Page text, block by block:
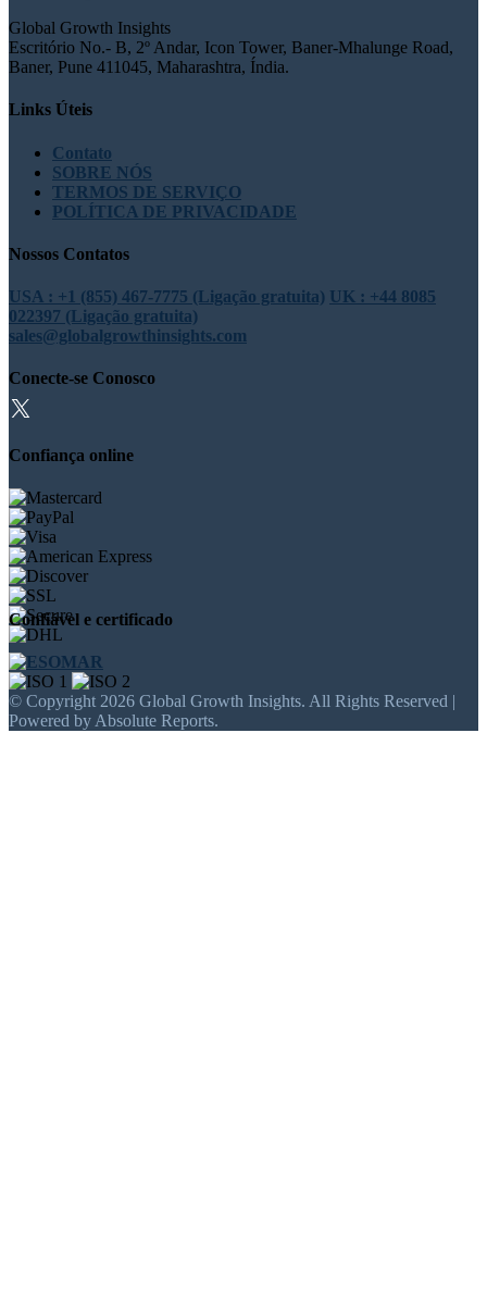
Global Growth Insights
Escritório No.- B, 2º Andar, Icon Tower, Baner-Mhalunge Road,
Baner, Pune 411045, Maharashtra, Índia.
Links Úteis
Contato
SOBRE NÓS
TERMOS DE SERVIÇO
POLÍTICA DE PRIVACIDADE
Nossos Contatos
USA : +1 (855) 467-7775 (Ligação gratuita) UK : +44 8085
022397 (Ligação gratuita)
sales@globalgrowthinsights.com
Conecte-se Conosco
Confiança online
Confiável e certificado
© Copyright 2026 Global Growth Insights. All Rights Reserved |
Powered by Absolute Reports.